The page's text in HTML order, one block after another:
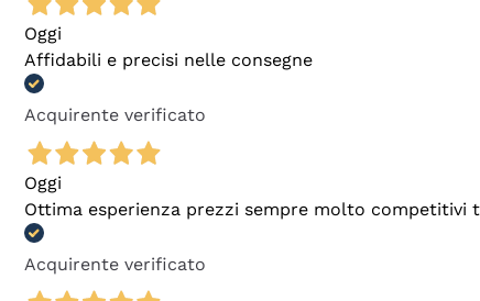
Oggi
Affidabili e precisi nelle consegne
Acquirente verificato
Oggi
Ottima esperienza prezzi sempre molto competitivi
Acquirente verificato